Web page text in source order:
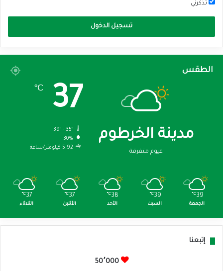
تذكرني
تسجيل الدخول
الطقس
مدينة الخرطوم
غيوم متفرقة
37
℃
39º - 35º
30%
5.92 كيلومتر/ساعة
39
℃
الجمعة
39
℃
السبت
38
℃
الأحد
37
℃
الأثنين
37
℃
الثلاثاء
إتبعنا
50٬000